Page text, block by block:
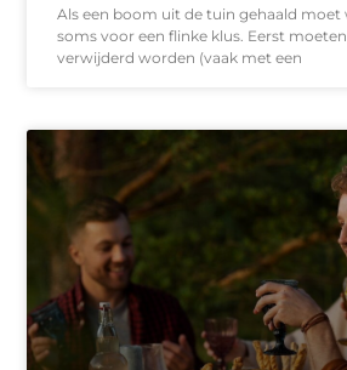
Als een boom uit de tuin gehaald moet
soms voor een flinke klus. Eerst
verwijderd worden (vaak met een